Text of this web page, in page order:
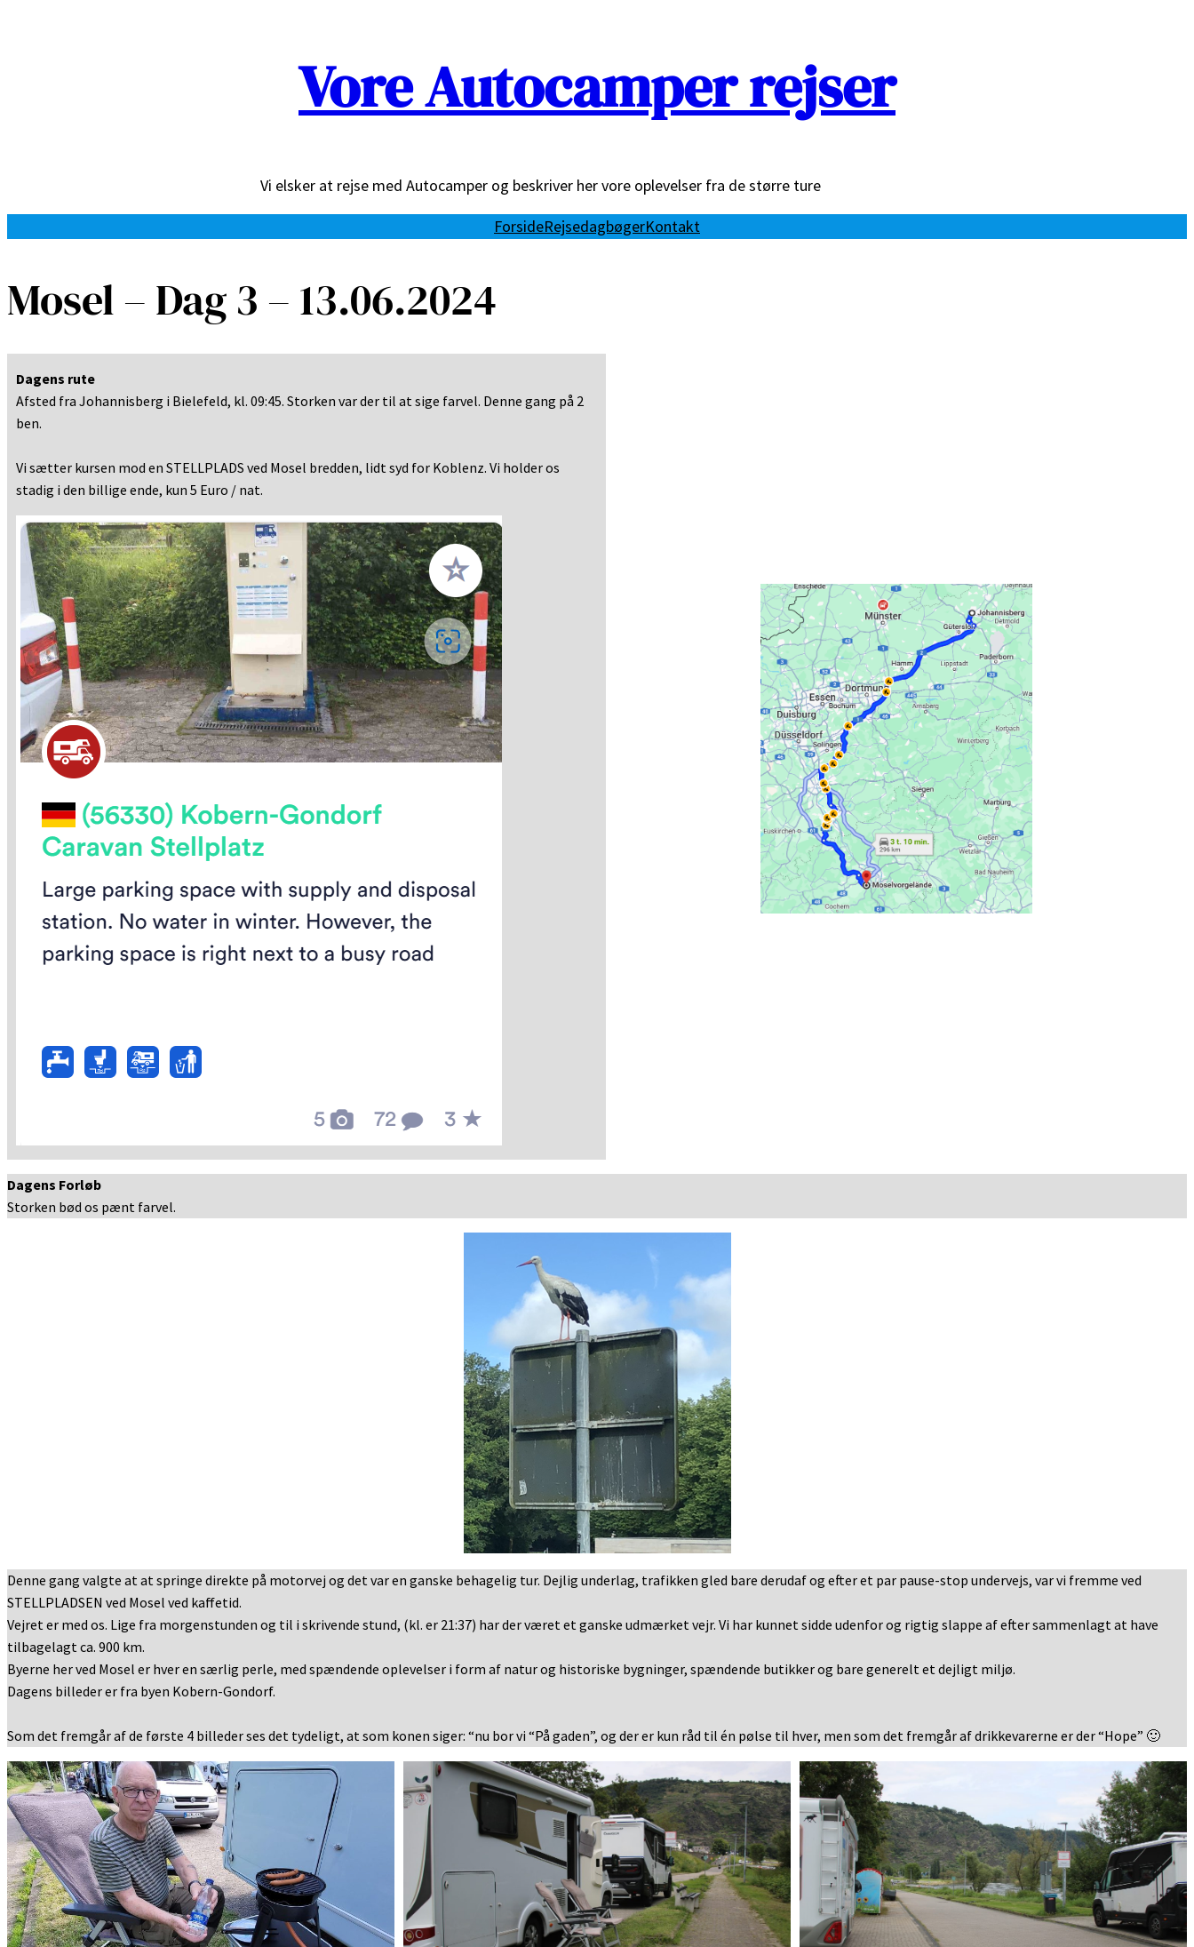
Vore Autocamper rejser
Vi elsker at rejse med Autocamper og beskriver her vore oplevelser fra de større ture
ForsideRejsedagbøgerKontakt
Mosel – Dag 3 – 13.06.2024
Dagens rute
Afsted fra Johannisberg i Bielefeld, kl. 09:45. Storken var der til at sige farvel. Denne gang på 2
ben.
Vi sætter kursen mod en STELLPLADS ved Mosel bredden, lidt syd for Koblenz. Vi holder os
stadig i den billige ende, kun 5 Euro / nat.
Dagens Forløb
Storken bød os pænt farvel.
Denne gang valgte at at springe direkte på motorvej og det var en ganske behagelig tur. Dejlig underlag, trafikken gled bare derudaf og efter et par pause-stop undervejs, var vi fremme ved
STELLPLADSEN ved Mosel ved kaffetid.
Vejret er med os. Lige fra morgenstunden og til i skrivende stund, (kl. er 21:37) har der været et ganske udmærket vejr. Vi har kunnet sidde udenfor og rigtig slappe af efter sammenlagt at have
tilbagelagt ca. 900 km.
Byerne her ved Mosel er hver en særlig perle, med spændende oplevelser i form af natur og historiske bygninger, spændende butikker og bare generelt et dejligt miljø.
Dagens billeder er fra byen Kobern-Gondorf.
Som det fremgår af de første 4 billeder ses det tydeligt, at som konen siger: “nu bor vi “På gaden”, og der er kun råd til én pølse til hver, men som det fremgår af drikkevarerne er der “Hope” 🙂